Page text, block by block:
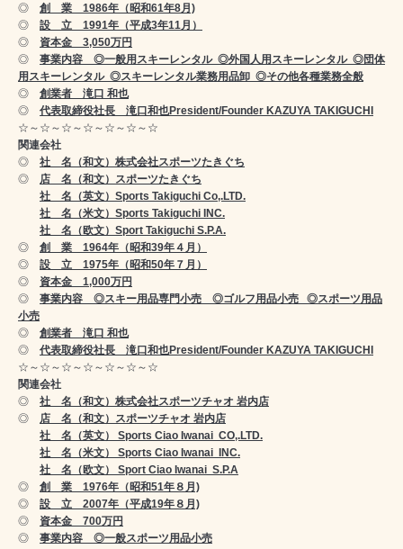
◎ 創 業 1986年（昭和61年8月)
◎ 設 立 1991年（平成3年11月）
◎ 資本金 3,050万円
◎ 事業内容 ◎一般用スキーレンタル ◎外国人用スキーレンタル ◎団体
用スキーレンタル ◎スキーレンタル業務用品卸 ◎その他各種業務全般
◎ 創業者 滝口 和也
◎ 代表取締役社長 滝口和也President/Founder KAZUYA TAKIGUCHI
☆～☆～☆～☆～☆～☆～☆
関連会社
◎ 社 名（和文）株式会社スポーツたきぐち
◎ 店 名（和文）スポーツたきぐち
社 名（英文）Sports Takiguchi Co,.LTD.
社 名（米文）Sports Takiguchi INC.
社 名（欧文）Sport Takiguchi S.P.A.
◎ 創 業 1964年（昭和39年４月）
◎ 設 立 1975年（昭和50年７月）
◎ 資本金 1,000万円
◎ 事業内容 ◎スキー用品専門小売 ◎ゴルフ用品小売 ◎スポーツ用品
小売
◎ 創業者 滝口 和也
◎ 代表取締役社長 滝口和也President/Founder KAZUYA TAKIGUCHI
☆～☆～☆～☆～☆～☆～☆
関連会社
◎ 社 名（和文）株式会社スポーツチャオ 岩内店
◎ 店 名（和文）スポーツチャオ 岩内店
社 名（英文） Sports Ciao Iwanai CO,.LTD.
社 名（米文） Sports Ciao Iwanai INC.
社 名（欧文） Sport Ciao Iwanai S.P.A
◎ 創 業 1976年（昭和51年８月)
◎ 設 立 2007年（平成19年８月)
◎ 資本金 700万円
◎ 事業内容 ◎一般スポーツ用品小売